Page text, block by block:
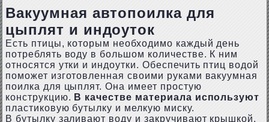
Вакуумная автопоилка для
цыплят и индоуток
Есть птицы, которым необходимо каждый день
потреблять воду в большом количестве. К ним
относятся утки и индоутки. Обеспечить птиц водой
поможет изготовленная своими руками вакуумная
поилка для цыплят. Она имеет простую
конструкцию. В качестве материала используют
пластиковую бутылку и мелкую миску.
В бутылку заливают воду и закручивают крышкой.